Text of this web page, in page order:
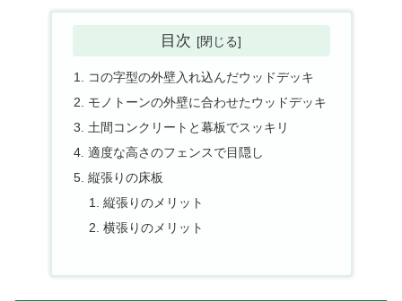
目次
コの字型の外壁入れ込んだウッドデッキ
モノトーンの外壁に合わせたウッドデッキ
土間コンクリートと幕板でスッキリ
適度な高さのフェンスで目隠し
縦張りの床板
縦張りのメリット
横張りのメリット